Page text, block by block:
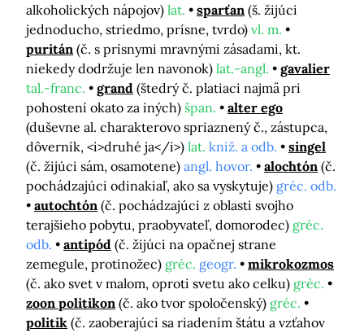
alkoholických nápojov) lat. sparťan (š. žijúci
jednoducho, striedmo, prísne, tvrdo) vl. m.
puritán (č. s prísnymi mravnými zásadami, kt.
niekedy dodržuje len navonok) lat.-angl.
gavalier
tal.-franc.
grand (štedrý č. platiaci najmä pri
pohostení okato za iných) špan.
alter ego
(duševne al. charakterovo spriaznený č., zástupca,
dôverník, <i>druhé ja</i>) lat. kniž. a odb.
singel
(č. žijúci sám, osamotene) angl. hovor. alochtón (č.
pochádzajúci odinakiaľ, ako sa vyskytuje) gréc. odb.
autochtón (č. pochádzajúci z oblasti svojho
terajšieho pobytu, praobyvateľ, domorodec) gréc.
odb.
antipód (č. žijúci na opačnej strane
zemegule, protinožec) gréc. geogr.
mikrokozmos
(č. ako svet v malom, oproti svetu ako celku) gréc.
zoon politikon (č. ako tvor spoločenský) gréc.
politik (č. zaoberajúci sa riadením štátu a vzťahov